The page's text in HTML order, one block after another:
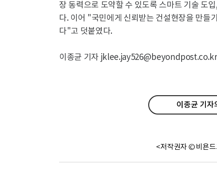
장 동력으로 도약할 수 있도록 스마트 기술 도
다. 이어 "국민에게 신뢰받는 건설현장을 만들
다"고 덧붙였다.
이종균 기자 jklee.jay526@beyondpost.co.kr
이종균 기자
<저작권자 © 비욘드